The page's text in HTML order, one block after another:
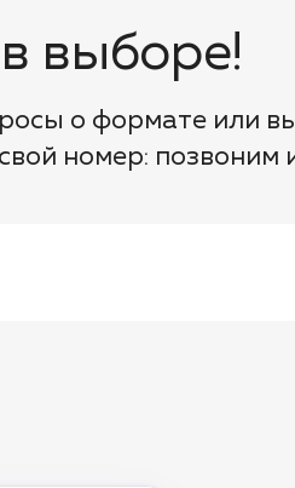
выборе!
о формате или
номер: позвоним